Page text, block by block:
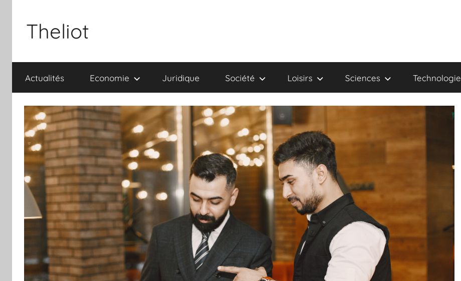
contenu
Theliot
Actualités Economie Juridique Société Loisirs Sciences Technologie